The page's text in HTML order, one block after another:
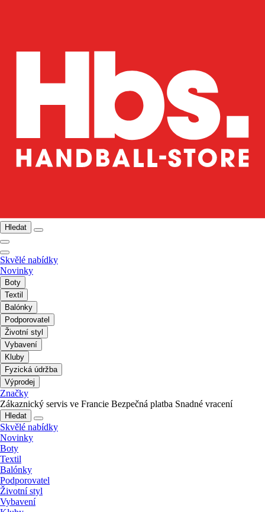
Hledat
Skvělé nabídky
Novinky
Boty
Textil
Balónky
Podporovatel
Životní styl
Vybavení
Kluby
Fyzická údržba
Výprodej
Značky
Zákaznický servis ve Francie Bezpečná platba Snadné vracení
Hledat
Skvělé nabídky
Novinky
Boty
Textil
Balónky
Podporovatel
Životní styl
Vybavení